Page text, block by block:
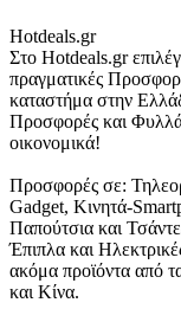
Hotdeals.gr
Στο Hotdeals.gr
πραγματικές
καταστήμα στην
Προσφορές και
οικονομικά!
Προσφορές σε:
Gadget, Κινητά-
Παπούτσια και
Έπιπλα και
ακόμα προϊόντα από
και Κίνα.